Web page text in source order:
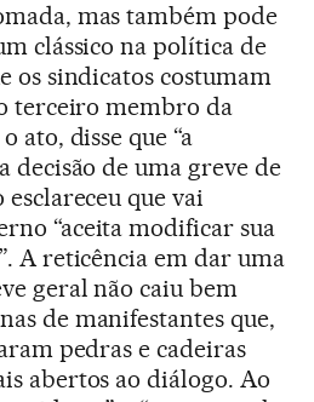
mas também pode
clássico na política de
os sindicatos costumam
terceiro membro da
ato, disse que “a
de uma greve de
esclareceu que vai
“aceita modificar sua
A reticência em dar uma
geral não caiu bem
de manifestantes que,
pedras e cadeiras
abertos ao diálogo. Ao